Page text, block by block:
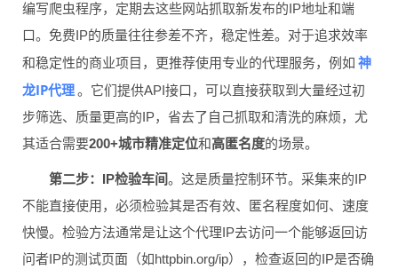
编写爬虫程序，定期去这些网站抓取新发布的IP地址和端
口。免费IP的质量往往参差不齐，稳定性差。对于追求效率
和稳定性的商业项目，更推荐使用专业的代理服务，例如 神
龙IP代理。它们提供API接口，可以直接获取到大量经过初
步筛选、质量更高的IP，省去了自己抓取和清洗的麻烦，尤
其适合需要200+城市精准定位和高匿名度的场景。
第二步：IP检验车间。这是质量控制环节。采集来的IP
不能直接使用，必须检验其是否有效、匿名程度如何、速度
快慢。检验方法通常是让这个代理IP去访问一个能够返回访
问者IP的测试页面（如httpbin.org/ip），检查返回的IP是否确